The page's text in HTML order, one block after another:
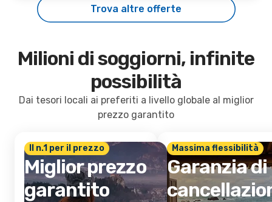
Trova altre offerte
Milioni di soggiorni, infinite
possibilità
Dai tesori locali ai preferiti a livello globale al miglior
prezzo garantito
Il n.1 per il prezzo
Miglior prezzo
garantito
Massima flessibilità
Garanzia di